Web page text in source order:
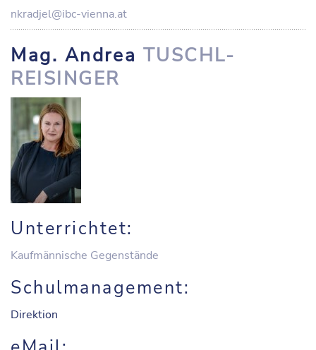
nkradjel@ibc-vienna.at
Mag. Andrea TUSCHL-
REISINGER
Unterrichtet:
Kaufmännische Gegenstände
Schulmanagement:
Direktion